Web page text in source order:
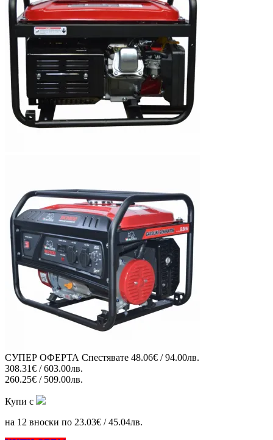
СУПЕР ОФЕРТА Спестявате 48.06€ / 94.00лв.
308.31€ / 603.00лв.
260.25€ / 509.00лв.
Купи с
на 12 вноски по 23.03€ / 45.04лв.